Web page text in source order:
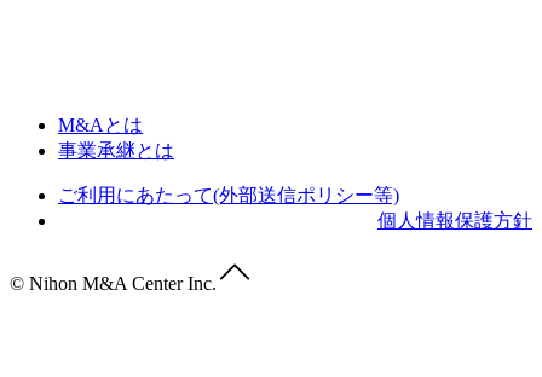
M&Aとは
事業承継とは
ご利用にあたって(外部送信ポリシー等)
個人情報保護方針
© Nihon M&A Center Inc.